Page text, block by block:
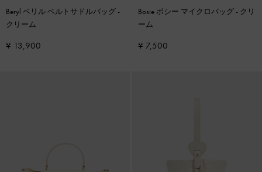
Beryl ベリル ベルトサドルバッグ-
クリーム
¥ 13,900
Bosie ボシー マイクロバッグ- クリ
ーム
¥ 7,500